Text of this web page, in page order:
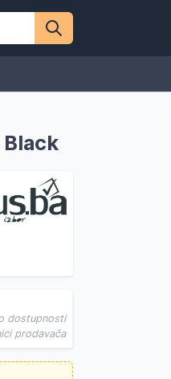
Black
dostupnosti
prodavača